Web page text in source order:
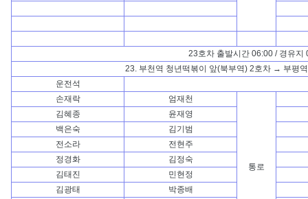
23호차 출발시간 06:00 / 경유지
23. 부천역 청년떡볶이 앞(북부역) 2호차 → 부평
운전석
손재락
엄재천
통로
김혜종
윤재영
백은숙
김기범
전소라
전현주
정경화
김정숙
김태진
민현정
김광태
박종배